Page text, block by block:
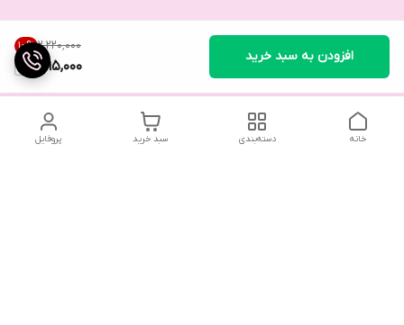
۲٬۲۲۰٬۰۰۰ 10%
1,995,000
افزودن به سبد خرید
پروفایل سبد خرید دسته‌بندی خانه